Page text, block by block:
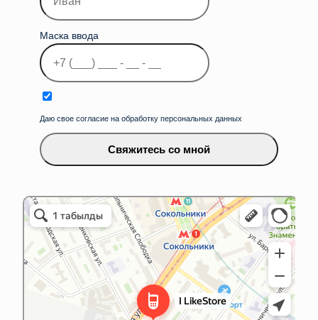
Маска ввода
Даю свое согласие на обработку персональных данных
Свяжитесь со мной
iLikeService&Store
Ремонт телефонов в Москве
Товары для мобильных телефонов в Москве